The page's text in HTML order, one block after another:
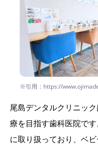
※引用：https://
尾島デンタルクリニッ
療を目指す歯科医院で
に取り扱っており、ベ